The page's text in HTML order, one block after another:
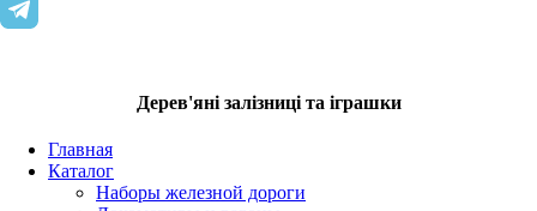
Дерев'яні залізниці та іграшки
Главная
Каталог
Наборы железной дороги